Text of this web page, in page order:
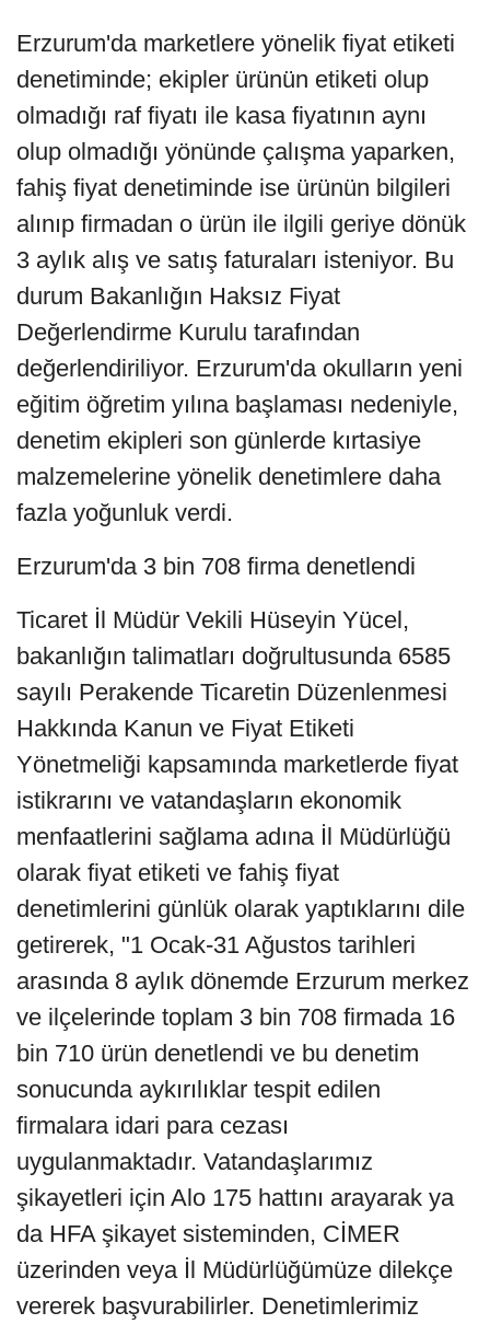
Erzurum'da marketlere yönelik fiyat etiketi
denetiminde; ekipler ürünün etiketi olup
olmadığı raf fiyatı ile kasa fiyatının aynı
olup olmadığı yönünde çalışma yaparken,
fahiş fiyat denetiminde ise ürünün bilgileri
alınıp firmadan o ürün ile ilgili geriye dönük
3 aylık alış ve satış faturaları isteniyor. Bu
durum Bakanlığın Haksız Fiyat
Değerlendirme Kurulu tarafından
değerlendiriliyor. Erzurum'da okulların yeni
eğitim öğretim yılına başlaması nedeniyle,
denetim ekipleri son günlerde kırtasiye
malzemelerine yönelik denetimlere daha
fazla yoğunluk verdi.
Erzurum'da 3 bin 708 firma denetlendi
Ticaret İl Müdür Vekili Hüseyin Yücel,
bakanlığın talimatları doğrultusunda 6585
sayılı Perakende Ticaretin Düzenlenmesi
Hakkında Kanun ve Fiyat Etiketi
Yönetmeliği kapsamında marketlerde fiyat
istikrarını ve vatandaşların ekonomik
menfaatlerini sağlama adına İl Müdürlüğü
olarak fiyat etiketi ve fahiş fiyat
denetimlerini günlük olarak yaptıklarını dile
getirerek, "1 Ocak-31 Ağustos tarihleri
arasında 8 aylık dönemde Erzurum merkez
ve ilçelerinde toplam 3 bin 708 firmada 16
bin 710 ürün denetlendi ve bu denetim
sonucunda aykırılıklar tespit edilen
firmalara idari para cezası
uygulanmaktadır. Vatandaşlarımız
şikayetleri için Alo 175 hattını arayarak ya
da HFA şikayet sisteminden, CİMER
üzerinden veya İl Müdürlüğümüze dilekçe
vererek başvurabilirler. Denetimlerimiz